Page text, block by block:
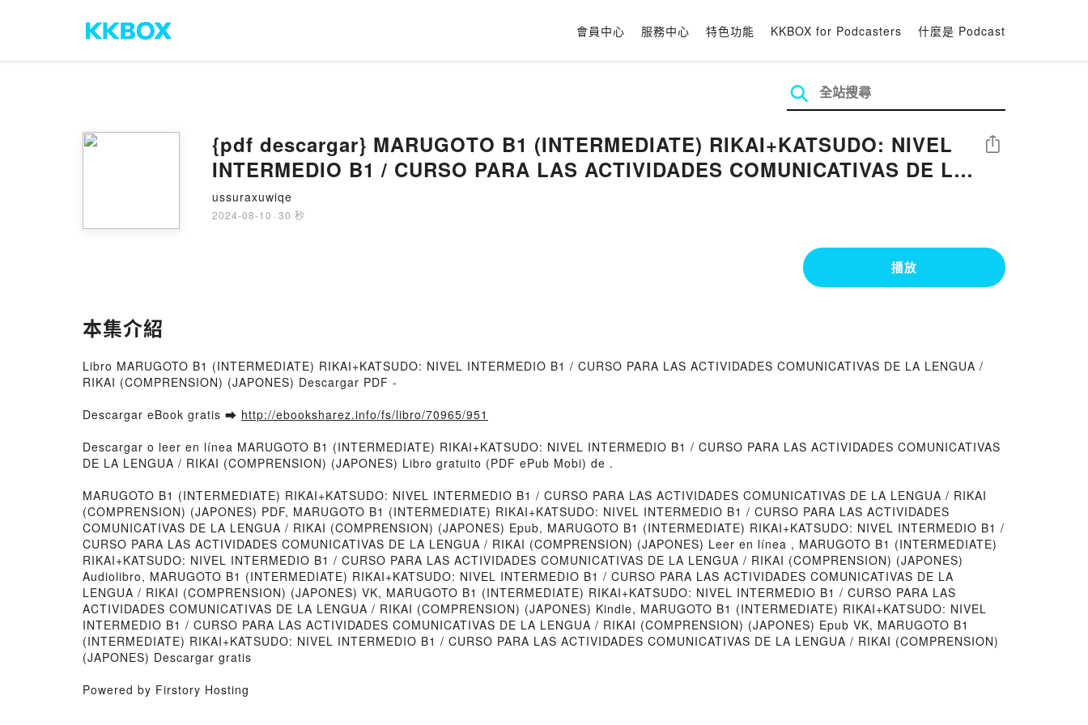
會員中心 服務中心 特色功能 KKBOX for Podcasters 什麼是 Podcast
{pdf descargar} MARUGOTO B1 (INTERMEDIATE) RIKAI+KATSUDO: NIVEL
INTERMEDIO B1 / CURSO PARA LAS ACTIVIDADES COMUNICATIVAS DE LA
ussuraxuwiqe
2024-08-10 · 30 秒
分享
播放
本集介紹
Libro MARUGOTO B1 (INTERMEDIATE) RIKAI+KATSUDO: NIVEL INTERMEDIO B1 / CURSO PARA LAS ACTIVIDADES COMUNICATIVAS DE LA LENGUA /
RIKAI (COMPRENSION) (JAPONES) Descargar PDF -
Descargar eBook gratis ➡ http://ebooksharez.info/fs/libro/70965/951
Descargar o leer en línea MARUGOTO B1 (INTERMEDIATE) RIKAI+KATSUDO: NIVEL INTERMEDIO B1 / CURSO PARA LAS ACTIVIDADES COMUNICATIVAS
DE LA LENGUA / RIKAI (COMPRENSION) (JAPONES) Libro gratuito (PDF ePub Mobi) de .
MARUGOTO B1 (INTERMEDIATE) RIKAI+KATSUDO: NIVEL INTERMEDIO B1 / CURSO PARA LAS ACTIVIDADES COMUNICATIVAS DE LA LENGUA / RIKAI
(COMPRENSION) (JAPONES) PDF, MARUGOTO B1 (INTERMEDIATE) RIKAI+KATSUDO: NIVEL INTERMEDIO B1 / CURSO PARA LAS ACTIVIDADES
COMUNICATIVAS DE LA LENGUA / RIKAI (COMPRENSION) (JAPONES) Epub, MARUGOTO B1 (INTERMEDIATE) RIKAI+KATSUDO: NIVEL INTERMEDIO B1 /
CURSO PARA LAS ACTIVIDADES COMUNICATIVAS DE LA LENGUA / RIKAI (COMPRENSION) (JAPONES) Leer en línea , MARUGOTO B1 (INTERMEDIATE)
RIKAI+KATSUDO: NIVEL INTERMEDIO B1 / CURSO PARA LAS ACTIVIDADES COMUNICATIVAS DE LA LENGUA / RIKAI (COMPRENSION) (JAPONES)
Audiolibro, MARUGOTO B1 (INTERMEDIATE) RIKAI+KATSUDO: NIVEL INTERMEDIO B1 / CURSO PARA LAS ACTIVIDADES COMUNICATIVAS DE LA
LENGUA / RIKAI (COMPRENSION) (JAPONES) VK, MARUGOTO B1 (INTERMEDIATE) RIKAI+KATSUDO: NIVEL INTERMEDIO B1 / CURSO PARA LAS
ACTIVIDADES COMUNICATIVAS DE LA LENGUA / RIKAI (COMPRENSION) (JAPONES) Kindle, MARUGOTO B1 (INTERMEDIATE) RIKAI+KATSUDO: NIVEL
INTERMEDIO B1 / CURSO PARA LAS ACTIVIDADES COMUNICATIVAS DE LA LENGUA / RIKAI (COMPRENSION) (JAPONES) Epub VK, MARUGOTO B1
(INTERMEDIATE) RIKAI+KATSUDO: NIVEL INTERMEDIO B1 / CURSO PARA LAS ACTIVIDADES COMUNICATIVAS DE LA LENGUA / RIKAI (COMPRENSION)
(JAPONES) Descargar gratis
Powered by Firstory Hosting